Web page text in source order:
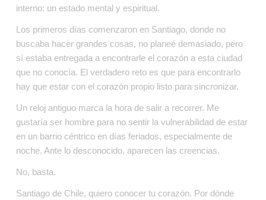
interno: un estado mental y espiritual.
Los primeros días comenzaron en Santiago, donde no
buscaba hacer grandes cosas, no planeé demasiado, pero
sí estaba entregada a encontrarle el corazón a esta ciudad
que no conocía. El verdadero reto es que para encontrarlo
hay que estar con el corazón propio listo para sincronizar.
Un reloj antiguo marca la hora de salir a recorrer. Me
gustaría ser hombre para no sentir la vulnerabilidad de estar
en un barrio céntrico en días feriados, especialmente de
noche. Ante lo desconocido, aparecen las creencias.
No, basta.
Santiago de Chile, quiero conocer tu corazón. Por dónde